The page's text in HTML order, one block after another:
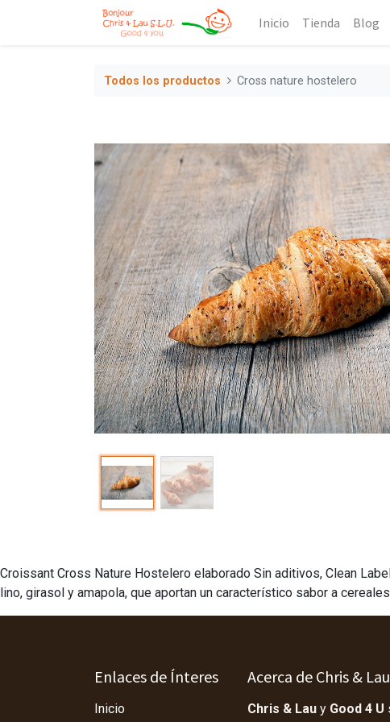
Inicio Tienda Blog
Todos los productos Cross nature hostelero
Croissant Cross Nature Hostelero elaborado Sin aditivos, Clean
lino, girasol y amapola, que aportan un característico sabor a
Enlaces de Ínteres
Inicio
Acerca de Chris & Lau
Chris & Lau y Good 4 U